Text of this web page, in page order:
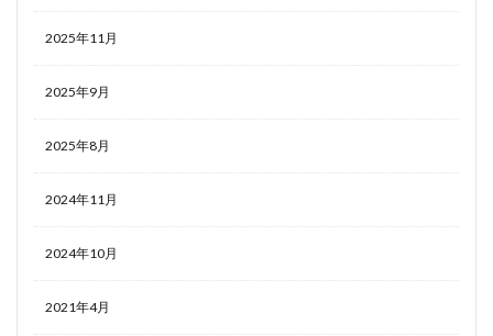
2025年11月
2025年9月
2025年8月
2024年11月
2024年10月
2021年4月